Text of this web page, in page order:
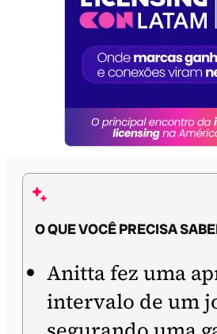
O QUE VOCÊ PRECISA
Anitta fez uma
intervalo de um